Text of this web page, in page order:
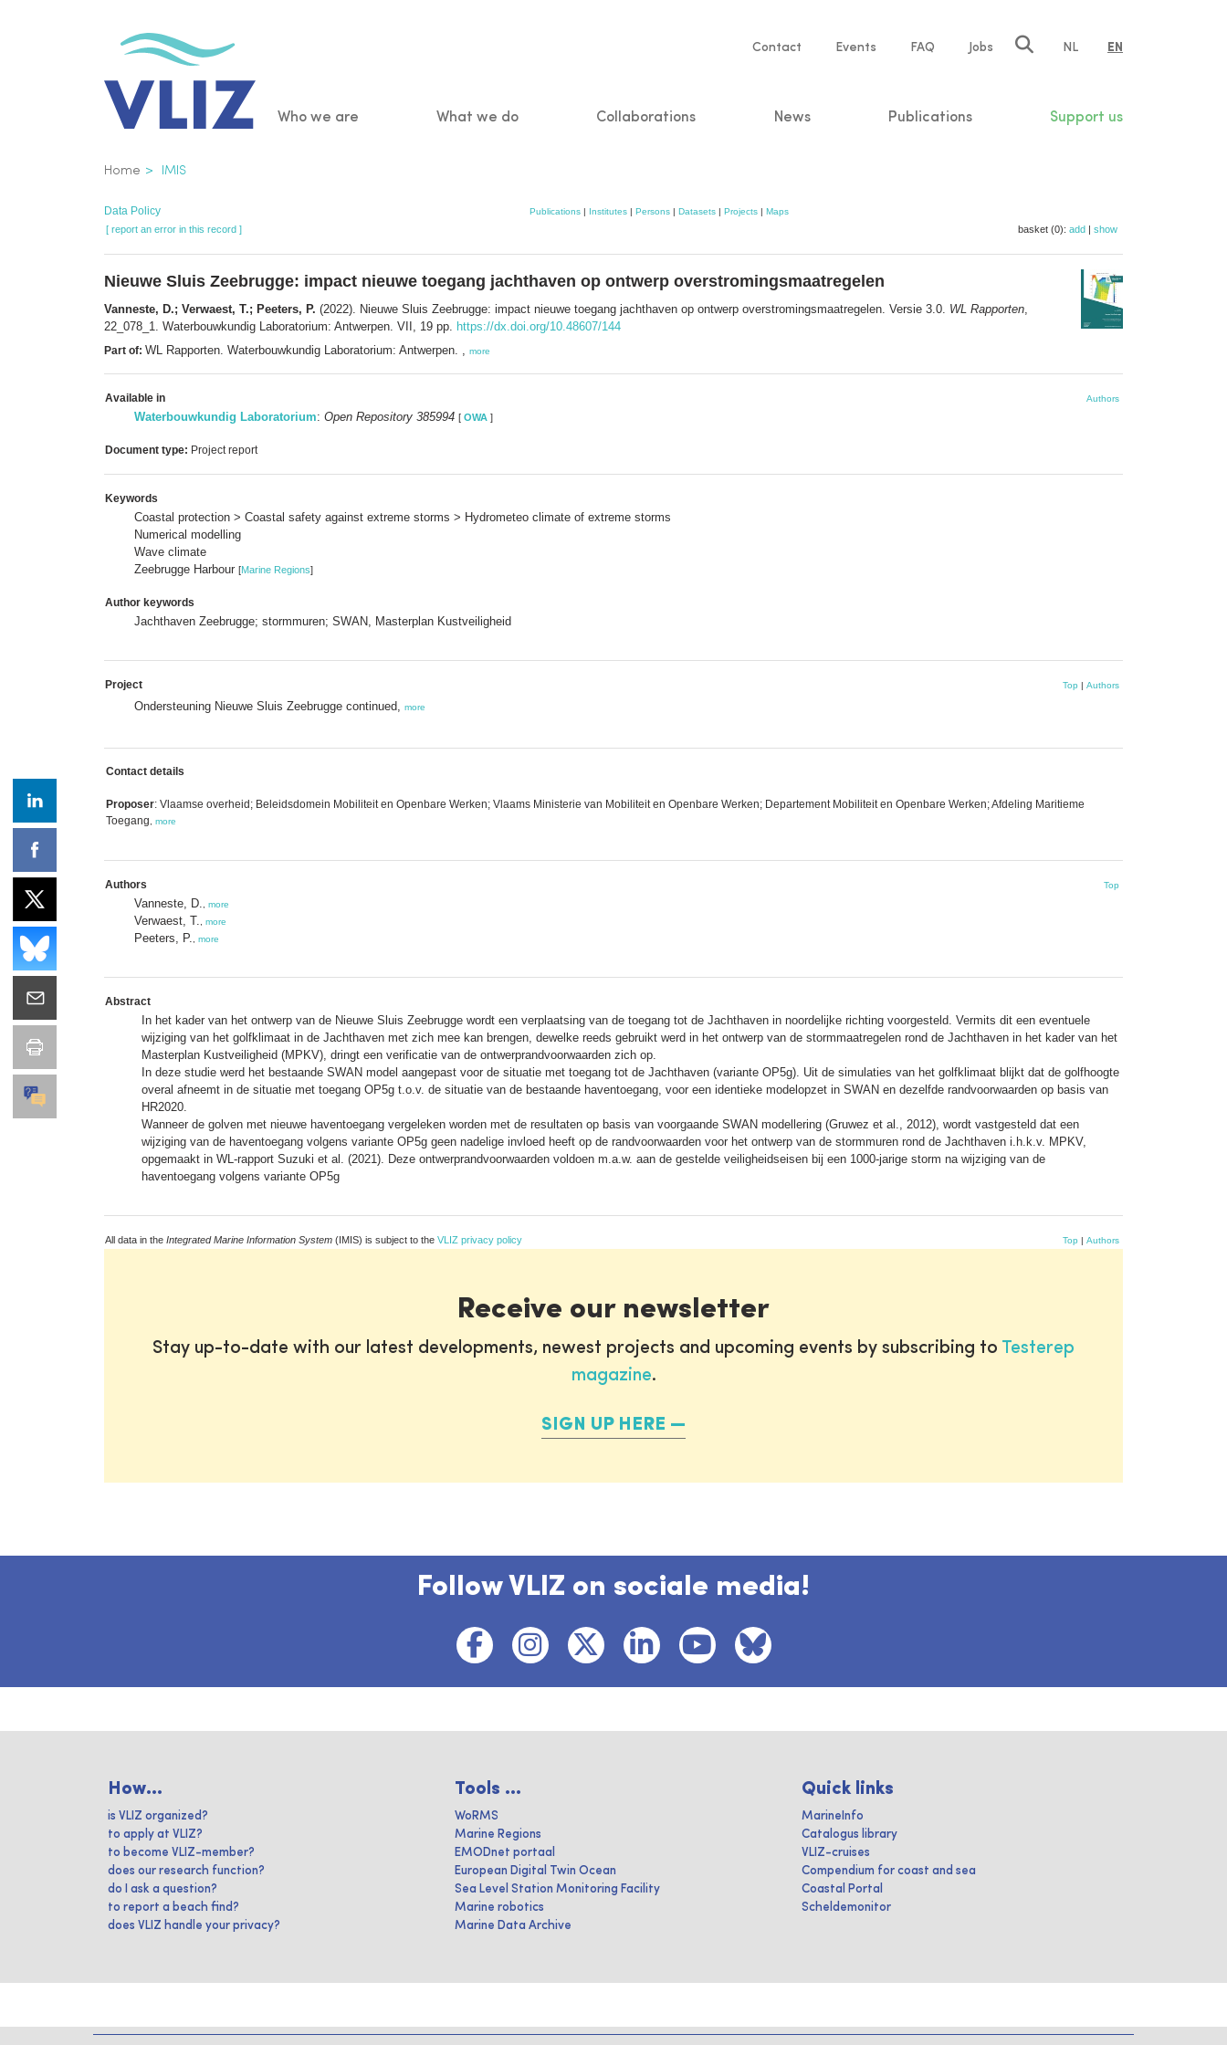
Service
Contact Events FAQ Jobs NL EN
Main
Who we are What we do Collaborations News Publications Support us
Breadcrumb
Home IMIS
Data Policy Publications | Institutes | Persons | Datasets | Projects | Maps
[ report an error in this record ] basket (0): add | show
Nieuwe Sluis Zeebrugge: impact nieuwe toegang jachthaven op ontwerp overstromingsmaatregelen
Vanneste, D.; Verwaest, T.; Peeters, P. (2022). Nieuwe Sluis Zeebrugge: impact nieuwe toegang jachthaven op ontwerp overstromingsmaatregelen. Versie 3.0. WL Rapporten
22_078_1. Waterbouwkundig Laboratorium: Antwerpen. VII, 19 pp.
https://dx.doi.org/10.48607/144
Part of: WL Rapporten. Waterbouwkundig Laboratorium: Antwerpen. , more
Available in Authors
Waterbouwkundig Laboratorium: Open Repository 385994 [ OWA ]
Document type: Project report
Keywords
Coastal protection > Coastal safety against extreme storms > Hydrometeo climate of extreme storms
Numerical modelling
Wave climate
Zeebrugge Harbour [Marine Regions]
Author keywords
Jachthaven Zeebrugge; stormmuren; SWAN, Masterplan Kustveiligheid
Project Top | Authors
Ondersteuning Nieuwe Sluis Zeebrugge continued, more
Contact details
Proposer: Vlaamse overheid; Beleidsdomein Mobiliteit en Openbare Werken; Vlaams Ministerie van Mobiliteit en Openbare Werken; Departement Mobiliteit en Openbare Werken; Afdeling Maritieme
Toegang
more
Authors Top
Vanneste, D. more
Verwaest, T. more
Peeters, P. more
Abstract
In het kader van het ontwerp van de Nieuwe Sluis Zeebrugge wordt een verplaatsing van de toegang tot de Jachthaven in noordelijke richting voorgesteld. Vermits dit een eventuele
wijziging van het golfklimaat in de Jachthaven met zich mee kan brengen, dewelke reeds gebruikt werd in het ontwerp van de stormmaatregelen rond de Jachthaven in het kader van het
Masterplan Kustveiligheid (MPKV), dringt een verificatie van de ontwerprandvoorwaarden zich op.
In deze studie werd het bestaande SWAN model aangepast voor de situatie met toegang tot de Jachthaven (variante OP5g). Uit de simulaties van het golfklimaat blijkt dat de golfhoogte
overal afneemt in de situatie met toegang OP5g t.o.v. de situatie van de bestaande haventoegang, voor een identieke modelopzet in SWAN en dezelfde randvoorwaarden op basis van
HR2020.
Wanneer de golven met nieuwe haventoegang vergeleken worden met de resultaten op basis van voorgaande SWAN modellering (Gruwez et al., 2012), wordt vastgesteld dat een
wijziging van de haventoegang volgens variante OP5g geen nadelige invloed heeft op de randvoorwaarden voor het ontwerp van de stormmuren rond de Jachthaven i.h.k.v. MPKV,
opgemaakt in WL-rapport Suzuki et al. (2021). Deze ontwerprandvoorwaarden voldoen m.a.w. aan de gestelde veiligheidseisen bij een 1000-jarige storm na wijziging van de
haventoegang volgens variante OP5g
All data in the Integrated Marine Information System (IMIS) is subject to the VLIZ privacy policy Top | Authors
Receive our newsletter
Stay up-to-date with our latest developments, newest projects and upcoming events by subscribing to Testerep
magazine.
SIGN UP HERE
Follow VLIZ on sociale media!
How...
is VLIZ organized?
to apply at VLIZ?
to become VLIZ-member?
does our research function?
do I ask a question?
to report a beach find?
does VLIZ handle your privacy?
Tools ...
WoRMS
Marine Regions
EMODnet portaal
European Digital Twin Ocean
Sea Level Station Monitoring Facility
Marine robotics
Marine Data Archive
Quick links
MarineInfo
Catalogus library
VLIZ-cruises
Compendium for coast and sea
Coastal Portal
Scheldemonitor